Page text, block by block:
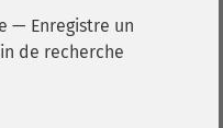
— Enregistre un
de recherche